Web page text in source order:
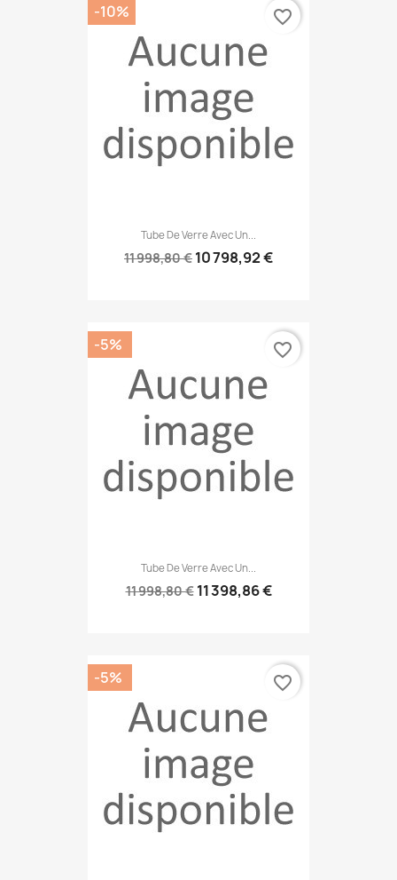
Tube De Verre Avec Un...
11 998,80 € 10 798,92 €
-10% favorite_border
Tube De Verre Avec Un...
11 998,80 € 11 398,86 €
-5% favorite_border
-5% favorite_border